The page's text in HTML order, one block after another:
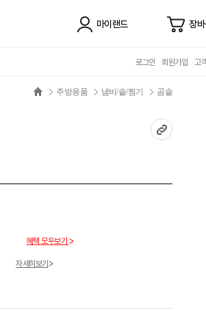
마이랜드 장
로그인 회원가입 고
주방용품 냄비/솥/찜기 곰솥
혜택 모두보기
자세히보기